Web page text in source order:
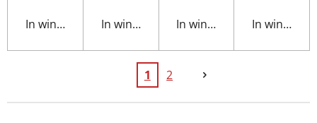
In winkelwagenIn winkelwagenIn winkelwagenIn
1 2